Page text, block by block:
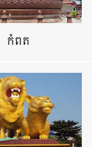
កំពត